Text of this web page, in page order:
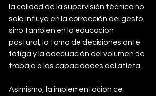
la calidad de la supervisión técnica no
solo influye en la corrección del gesto,
sino también en la educación
postural, la toma de decisiones ante
fatiga y la adecuación del volumen de
trabajo a las capacidades del atleta.
Asimismo, la implementación de